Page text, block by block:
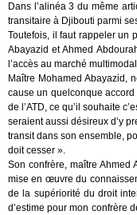
Dans l’alinéa 3 du même
transitaire à Djibouti parmi
Toutefois, il faut rappeler un
Abayazid et Ahmed
l’accès au marché
Maître Mohamed Abayazid,
cause un quelconque
de l’ATD, ce qu’il souhaite
seraient aussi désireux d’y
transit dans son ensemble,
doit cesser ».
Son confrère, maître Ahmed
mise en œuvre du
de la supériorité du droit
d’estime pour mon confrère